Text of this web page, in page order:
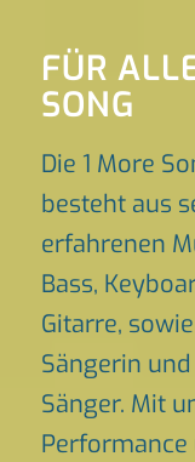
FÜR
SONG
Die 1 More
besteht aus
erfahrenen
Bass,
Gitarre,
Sängerin
Sänger. Mit